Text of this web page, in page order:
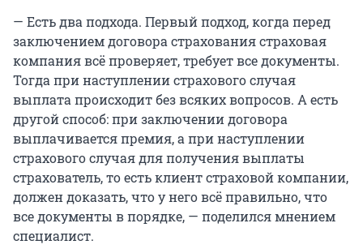
— Есть два подхода. Первый подход, когда перед
заключением договора страхования страховая
компания всё проверяет, требует все документы.
Тогда при наступлении страхового случая
выплата происходит без всяких вопросов. А есть
другой способ: при заключении договора
выплачивается премия, а при наступлении
страхового случая для получения выплаты
страхователь, то есть клиент страховой компании,
должен доказать, что у него всё правильно, что
все документы в порядке, — поделился мнением
специалист.